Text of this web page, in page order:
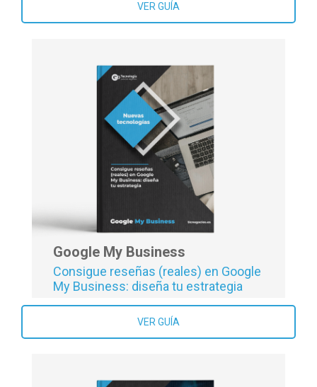
VER GUÍA
Google My Business
Consigue reseñas (reales) en Google
My Business: diseña tu estrategia
VER GUÍA